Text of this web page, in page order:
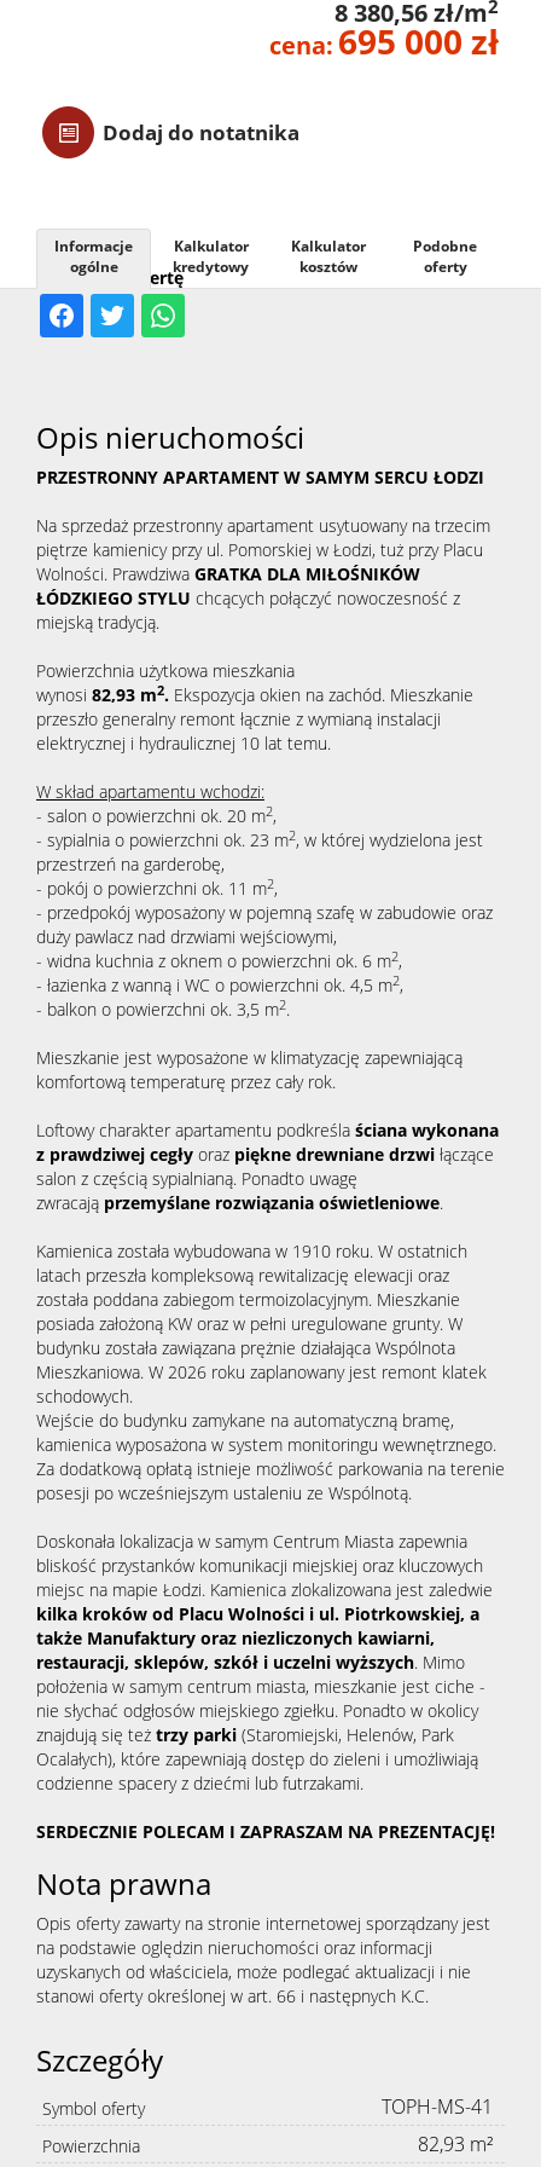
Usługi
8 380,56 zł/m2
cena: 695 000 zł
Dodaj do notatnika
Udostępnij ofertę
Informacje
ogólne
Kalkulator
kredytowy
Kalkulator
kosztów
Podobne
oferty
Opis nieruchomości
PRZESTRONNY APARTAMENT W SAMYM SERCU ŁODZI
Na sprzedaż przestronny apartament usytuowany na trzecim
piętrze kamienicy przy ul. Pomorskiej w Łodzi, tuż przy Placu
Wolności. Prawdziwa GRATKA DLA MIŁOŚNIKÓW
ŁÓDZKIEGO STYLU chcących połączyć nowoczesność z
miejską tradycją.
Powierzchnia użytkowa mieszkania
wynosi 82,93 m2. Ekspozycja okien na zachód. Mieszkanie
przeszło generalny remont łącznie z wymianą instalacji
elektrycznej i hydraulicznej 10 lat temu.
W skład apartamentu wchodzi:
- salon o powierzchni ok. 20 m2,
- sypialnia o powierzchni ok. 23 m2, w której wydzielona jest
przestrzeń na garderobę,
- pokój o powierzchni ok. 11 m2,
- przedpokój wyposażony w pojemną szafę w zabudowie oraz
duży pawlacz nad drzwiami wejściowymi,
- widna kuchnia z oknem o powierzchni ok. 6 m2,
- łazienka z wanną i WC o powierzchni ok. 4,5 m2,
- balkon o powierzchni ok. 3,5 m2.
Mieszkanie jest wyposażone w klimatyzację zapewniającą
komfortową temperaturę przez cały rok.
Loftowy charakter apartamentu podkreśla ściana wykonana
z prawdziwej cegły oraz piękne drewniane drzwi łączące
salon z częścią sypialnianą. Ponadto uwagę
zwracają przemyślane rozwiązania oświetleniowe.
Kamienica została wybudowana w 1910 roku. W ostatnich
latach przeszła kompleksową rewitalizację elewacji oraz
została poddana zabiegom termoizolacyjnym. Mieszkanie
posiada założoną KW oraz w pełni uregulowane grunty. W
budynku została zawiązana prężnie działająca Wspólnota
Mieszkaniowa. W 2026 roku zaplanowany jest remont klatek
schodowych.
Wejście do budynku zamykane na automatyczną bramę,
kamienica wyposażona w system monitoringu wewnętrznego.
Za dodatkową opłatą istnieje możliwość parkowania na terenie
posesji po wcześniejszym ustaleniu ze Wspólnotą.
Doskonała lokalizacja w samym Centrum Miasta zapewnia
bliskość przystanków komunikacji miejskiej oraz kluczowych
miejsc na mapie Łodzi. Kamienica zlokalizowana jest zaledwie
kilka kroków od Placu Wolności i ul. Piotrkowskiej, a
także Manufaktury oraz niezliczonych kawiarni,
restauracji, sklepów, szkół i uczelni wyższych. Mimo
położenia w samym centrum miasta, mieszkanie jest ciche -
nie słychać odgłosów miejskiego zgiełku. Ponadto w okolicy
znajdują się też trzy parki (Staromiejski, Helenów, Park
Ocalałych), które zapewniają dostęp do zieleni i umożliwiają
codzienne spacery z dziećmi lub futrzakami.
SERDECZNIE POLECAM I ZAPRASZAM NA PREZENTACJĘ!
Nota prawna
Opis oferty zawarty na stronie internetowej sporządzany jest
na podstawie oględzin nieruchomości oraz informacji
uzyskanych od właściciela, może podlegać aktualizacji i nie
stanowi oferty określonej w art. 66 i następnych K.C.
Szczegóły
Symbol oferty TOPH-MS-41
Powierzchnia 82,93 m²